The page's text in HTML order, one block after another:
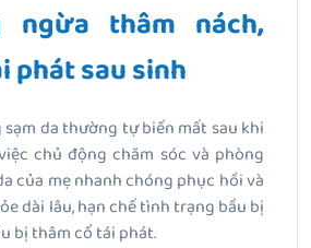
ngừa thâm nách,
phát sau sinh
da thường tự biến mất sau khi
chủ động chăm sóc và phòng
của mẹ nhanh chóng phục hồi và
dài lâu, hạn chế tình trạng bầu bị
bị thâm cổ tái phát.